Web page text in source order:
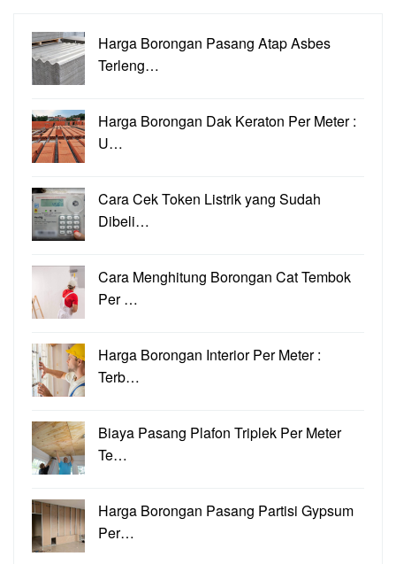
Harga Borongan Pasang Atap Asbes
Terleng…
Harga Borongan Dak Keraton Per Meter :
U…
Cara Cek Token Listrik yang Sudah
Dibeli…
Cara Menghitung Borongan Cat Tembok
Per …
Harga Borongan Interior Per Meter :
Terb…
Biaya Pasang Plafon Triplek Per Meter
Te…
Harga Borongan Pasang Partisi Gypsum
Per…